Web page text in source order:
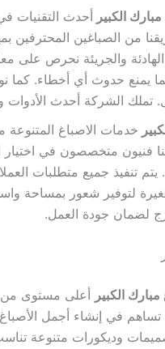
الكبير أحدث التقنيات
من الصباغين
الهادئة والجريئة نحرص على
يمنع حدوث أي أخطاء. كما
تملك الشركة أحدث
خدمات الاصباغ
فنيون متخصصون في اختيار
يتم تنفيذ جميع متطلبات
لتوفير شعور بمساحة
لضمان جودة العمل.
الكبير أعلى مستوى من
في إنشاء أجمل الأصباغ
وديكورات متنوعة